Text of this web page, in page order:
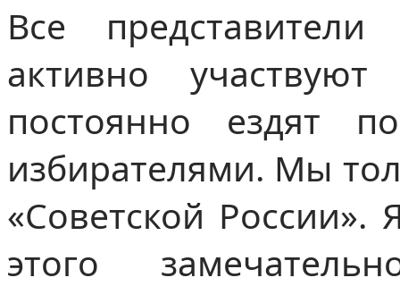
Все
активно
постоянно ездят
избирателями. Мы
«Советской
этого